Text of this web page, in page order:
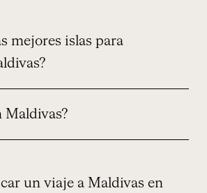
mejores islas para
Maldivas?
un viaje a Maldivas en